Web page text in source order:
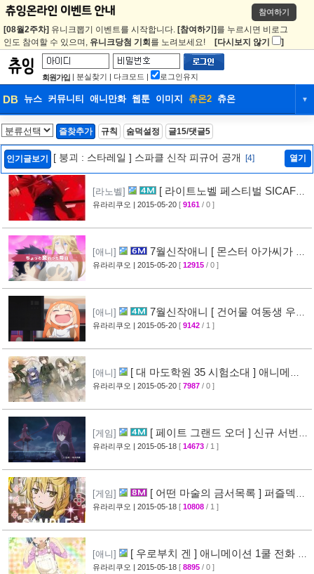
참여하기
[08월2주차] 유니크뽑기 이벤트를 시작합니다. [참여하기] 를 누르시면 비로그
인도 참여할 수 있으며, 유니크당첨 기회 를 노려보세요! [다시보지 않기 ]
회원가입 | 분실찾기 | 다크모드 | 로그인유지
DB 뉴스 커뮤니티 애니만화 웹툰 이미지 츄온2 츄온 ▼
DB 뉴스 커뮤니티
웹툰 이미지 츄온2
즐찾추가 규칙 숨덕설정 글15/댓글5
인기글보기 [ 붕괴 : 스타레일 ] 스파클 신작 피규어 공개 [4] 열기
[라노벨]
[ 라이트노벨 페스티벌 SICAF
2015 ] 행사장 판매 상품 공개
유라리쿠오 | 2015-05-20 [ 9161 / 0 ]
[애니]
7월신작애니 [ 몬스터 아가씨가 있
는 일상 ] PV 영상 공개 [51]
유라리쿠오 | 2015-05-20 [ 12915 / 0 ]
[애니]
7월신작애니 [ 건어물 여동생 우마
루짱 ] PV 영상 공개 [39]
유라리쿠오 | 2015-05-20 [ 9142 / 1 ]
[애니]
[ 대 마도학원 35 시험소대 ] 애니메이
션화 & 캐릭터 설정화 공개
유라리쿠오 | 2015-05-20 [ 7987 / 0 ]
[게임]
[ 페이트 그랜드 오더 ] 신규 서번트
& CM 영상 공개 (Fate/Grand Order)
유라리쿠오 | 2015-05-18 [ 14673 / 1 ]
[게임]
[ 어떤 마술의 금서목록 ] 퍼즐덱스
카드 일러스트 모음
[53]
유라리쿠오 | 2015-05-18 [ 10808 / 1 ]
[애니]
[ 우로부치 겐 ] 애니메이션 1쿨 전화 담
당 각본 제작중 & [ 마법소녀 마도카 ☆ 마기카 ]
유라리쿠오 | 2015-05-18 [ 8895 / 0 ]